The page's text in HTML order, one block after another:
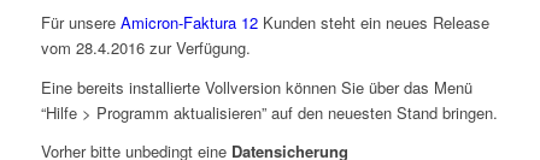
Für unsere Amicron-Faktura 12Kunden steht ein neues Release
vom 28.4.2016 zur Verfügung.
Eine bereits installierte Vollversion können Sie über das Menü
“Hilfe > Programm aktualisieren” auf den neuesten Stand bringen.
Vorher bitte unbedingt eine Datensicherung